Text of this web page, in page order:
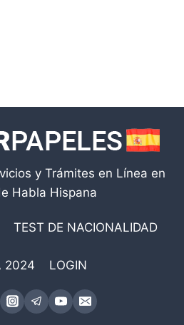
y Trámites en Línea en
Habla Hispana
TEST DE NACIONALIDAD
2024 LOGIN